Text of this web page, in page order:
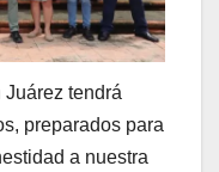
tendrá
preparados para
a nuestra